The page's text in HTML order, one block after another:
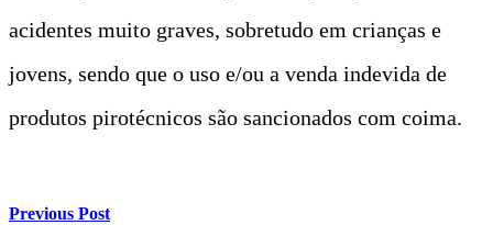
acidentes muito graves, sobretudo em crianças e
jovens, sendo que o uso e/ou a venda indevida de
produtos pirotécnicos são sancionados com coima.
Previous Post